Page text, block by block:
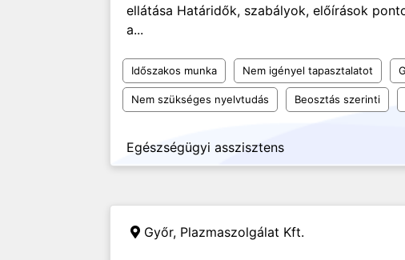
ellátása Határidők, szabályok, előírások
a...
Időszakos munka Nem igényel tapasztalatot
Nem szükséges nyelvtudás Beosztás szerinti
Egészségügyi asszisztens
Győr, Plazmaszolgálat Kft.